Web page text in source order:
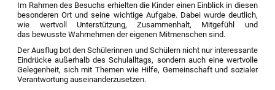
Im Rahmen des Besuchs erhielten die Kinder einen Einblick in diesen
besonderen Ort und seine wichtige Aufgabe. Dabei wurde deutlich,
wie wertvoll Unterstützung, Zusammenhalt, Mitgefühl und
das bewusste Wahrnehmen der eigenen Mitmenschen sind.
Der Ausflug bot den Schülerinnen und Schülern nicht nur interessante
Eindrücke außerhalb des Schulalltags, sondern auch eine wertvolle
Gelegenheit, sich mit Themen wie Hilfe, Gemeinschaft und sozialer
Verantwortung auseinanderzusetzen.